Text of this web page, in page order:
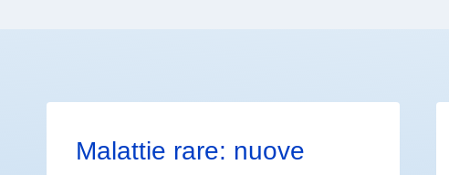
Malattie rare: nuove